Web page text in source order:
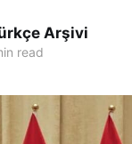
Arşivi
read